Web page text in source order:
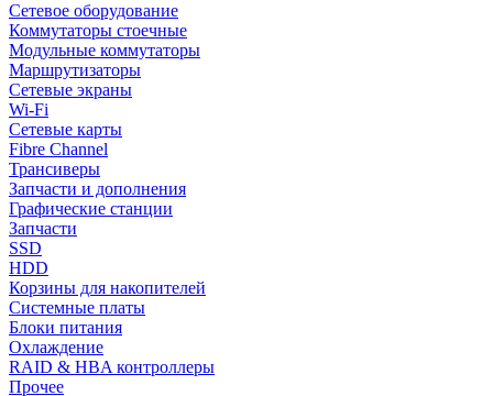
Сетевое оборудование
Коммутаторы стоечные
Модульные коммутаторы
Маршрутизаторы
Сетевые экраны
Wi-Fi
Сетевые карты
Fibre Channel
Трансиверы
Запчасти и дополнения
Графические станции
Запчасти
SSD
HDD
Корзины для накопителей
Системные платы
Блоки питания
Охлаждение
RAID & HBA контроллеры
Прочее